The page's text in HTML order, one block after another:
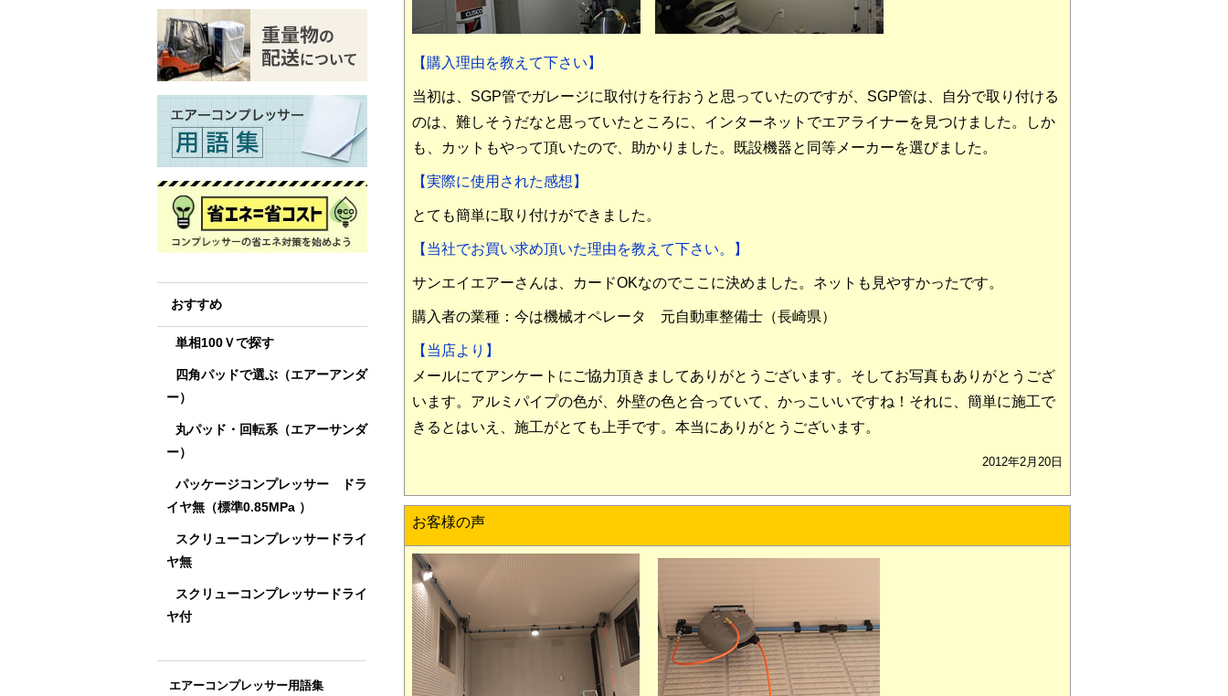
【購入理由を教えて下さい】
当初は、SGP管でガレージに取付けを行おうと思っていたのですが、SGP管は、自分で取り付ける
のは、難しそうだなと思っていたところに、インターネットでエアライナーを見つけました。しか
も、カットもやって頂いたので、助かりました。既設機器と同等メーカーを選びました。
【実際に使用された感想】
とても簡単に取り付けができました。
【当社でお買い求め頂いた理由を教えて下さい。】
サンエイエアーさんは、カードOKなのでここに決めました。ネットも見やすかったです。
購入者の業種：今は機械オペレータ 元自動車整備士（長崎県）
【当店より】
メールにてアンケートにご協力頂きましてありがとうございます。そしてお写真もありがとうござ
います。アルミパイプの色が、外壁の色と合っていて、かっこいいですね！それに、簡単に施工で
きるとはいえ、施工がとても上手です。本当にありがとうございます。
2012年2月20日
お客様の声
おすすめ
単相100Ｖで探す
四角パッドで選ぶ（エアーアンダ
ー）
丸パッド・回転系（エアーサンダ
ー）
パッケージコンプレッサー ドラ
イヤ無（標準0.85MPa ）
スクリューコンプレッサードライ
ヤ無
スクリューコンプレッサードライ
ヤ付
エアーコンプレッサー用語集